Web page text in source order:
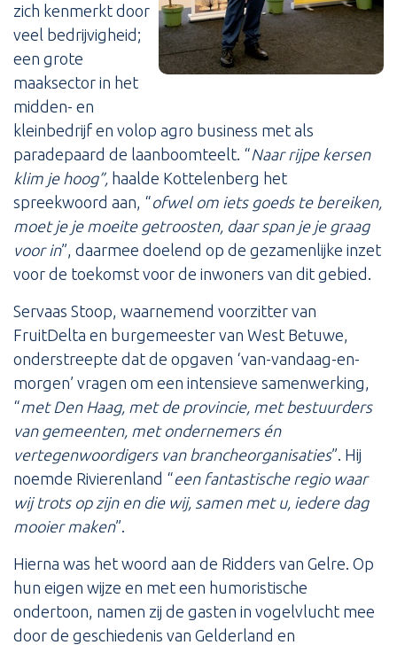
zich kenmerkt door
veel bedrijvigheid;
een grote
maaksector in het
midden- en
kleinbedrijf en volop agro business met als
paradepaard de laanboomteelt. “Naar rijpe kersen
klim je hoog”, haalde Kottelenberg het
spreekwoord aan, “ofwel om iets goeds te bereiken,
moet je je moeite getroosten, daar span je je graag
voor in”, daarmee doelend op de gezamenlijke inzet
voor de toekomst voor de inwoners van dit gebied.
Servaas Stoop, waarnemend voorzitter van
FruitDelta en burgemeester van West Betuwe,
onderstreepte dat de opgaven ‘van-vandaag-en-
morgen’ vragen om een intensieve samenwerking,
“met Den Haag, met de provincie, met bestuurders
van gemeenten, met ondernemers én
vertegenwoordigers van brancheorganisaties”. Hij
noemde Rivierenland “een fantastische regio waar
wij trots op zijn en die wij, samen met u, iedere dag
mooier maken”.
Hierna was het woord aan de Ridders van Gelre. Op
hun eigen wijze en met een humoristische
ondertoon, namen zij de gasten in vogelvlucht mee
door de geschiedenis van Gelderland en